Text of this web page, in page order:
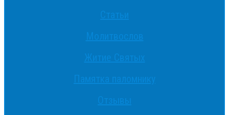
Статьи
Молитвослов
Житие Святых
Памятка паломнику
Отзывы